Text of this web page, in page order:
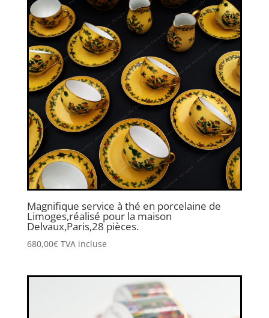
Magnifique service à thé en porcelaine de
Limoges,réalisé pour la maison
Delvaux,Paris,28 pièces.
680,00€ TVA incluse